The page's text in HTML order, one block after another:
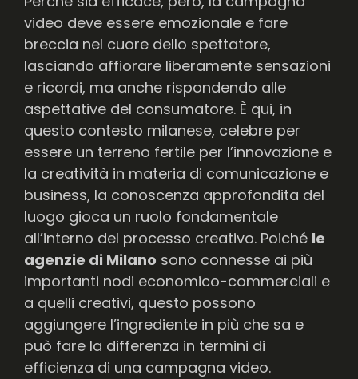
video deve essere emozionale e fare
breccia nel cuore dello spettatore,
lasciando affiorare liberamente sensazioni
e ricordi, ma anche rispondendo alle
aspettative del consumatore. È qui, in
questo contesto milanese, celebre per
essere un terreno fertile per l’innovazione e
la creatività in materia di comunicazione e
business, la conoscenza approfondita del
luogo gioca un ruolo fondamentale
all’interno del processo creativo. Poiché le
agenzie di Milano sono connesse ai più
importanti nodi economico-commerciali e
a quelli creativi, questo possono
aggiungere l’ingrediente in più che sa e
può fare la differenza in termini di
efficienza di una campagna video.